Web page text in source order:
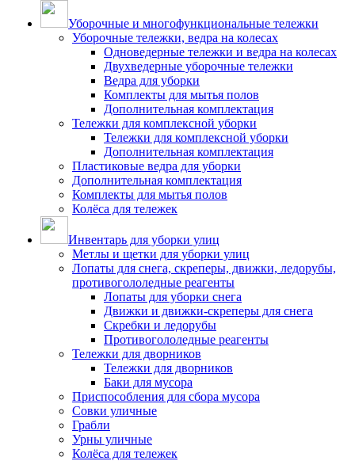
Уборочные и многофункциональные тележки
Уборочные тележки, ведра на колесах
Одноведерные тележки и ведра на колесах
Двухведерные уборочные тележки
Ведра для уборки
Комплекты для мытья полов
Дополнительная комплектация
Тележки для комплексной уборки
Тележки для комплексной уборки
Дополнительная комплектация
Пластиковые ведра для уборки
Дополнительная комплектация
Комплекты для мытья полов
Колёса для тележек
Инвентарь для уборки улиц
Метлы и щетки для уборки улиц
Лопаты для снега, скреперы, движки, ледорубы,
противогололедные реагенты
Лопаты для уборки снега
Движки и движки-скреперы для снега
Скребки и ледорубы
Противогололедные реагенты
Тележки для дворников
Тележки для дворников
Баки для мусора
Приспособления для сбора мусора
Совки уличные
Грабли
Урны уличные
Колёса для тележек